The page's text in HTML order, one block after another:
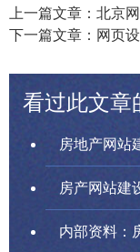
上一篇文章：北京
下一篇文章：网页
看过此文章
房地产网站
房产网站建
内部资料：